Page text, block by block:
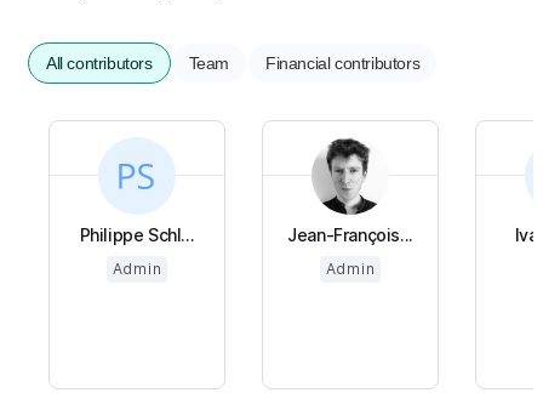
All contributors Team Financial contributors
Philippe Schl...
Admin
Jean-François...
Admin